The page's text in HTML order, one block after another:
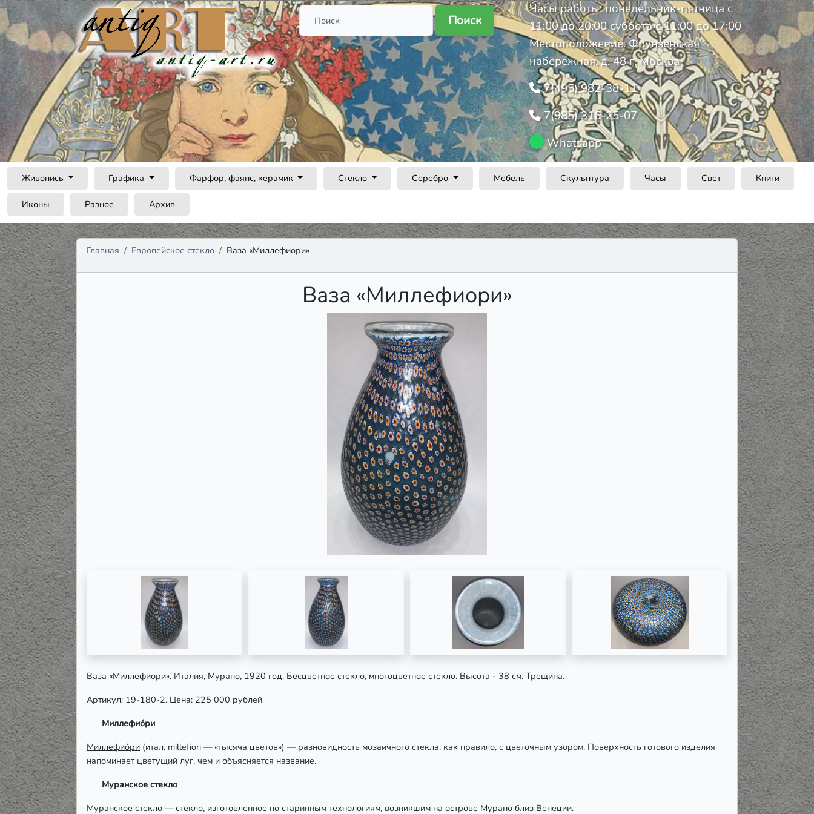
Поиск
Часы работы: понедельник-пятница с
11:00 до 20:00 суббота с 11:00 до 17:00
Местоположение: Фрунзенская
набережная, д. 48 г. Москва
7(495) 982-38-11
7(985) 316-25-07
Whatsapp
Живопись Графика Фарфор, фаянс, керамик Стекло Серебро Мебель Скульптура Часы Свет Книги
Иконы Разное Архив
Главная Европейское стекло Ваза «Миллефиори»
Ваза «Миллефиори»
Ваза «Миллефиори». Италия, Мурано, 1920 год. Бесцветное стекло, многоцветное стекло. Высота - 38 см. Трещина.
Артикул: 19-180-2. Цена: 225 000 рублей
Миллефио́ри
Миллефио́ри (итал. millefiori — «тысяча цветов») — разновидность мозаичного стекла, как правило, с цветочным узором. Поверхность готового изделия
напоминает цветущий луг, чем и объясняется название.
Муранское стекло
Муранское стекло — стекло, изготовленное по старинным технологиям, возникшим на острове Мурано близ Венеции.